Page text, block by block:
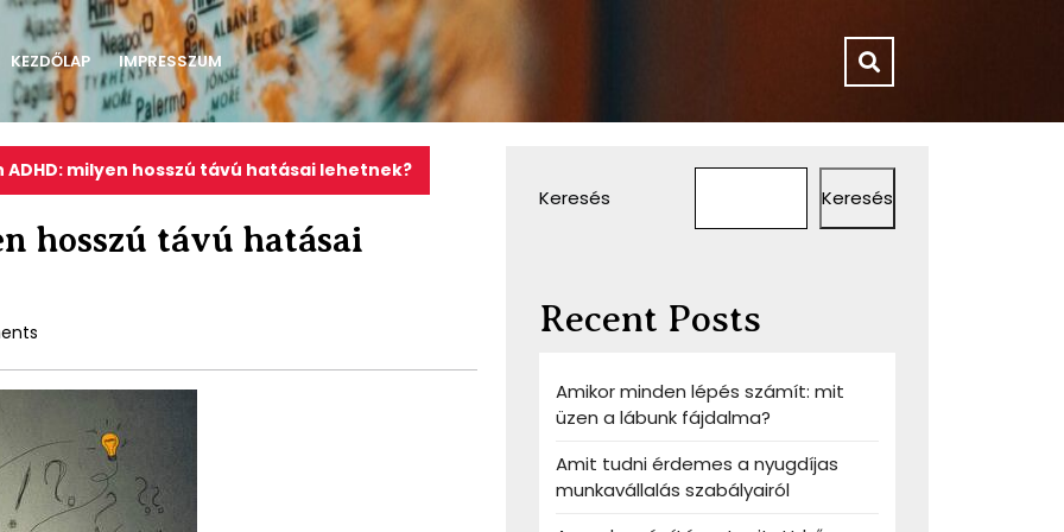
KEZDŐLAP IMPRESSZUM
ADHD: milyen hosszú távú hatásai lehetnek?
hosszú távú hatásai
Keresés Keresés
Recent Posts
Amikor minden lépés számít: mit
üzen a lábunk fájdalma?
Amit tudni érdemes a nyugdíjas
munkavállalás szabályairól